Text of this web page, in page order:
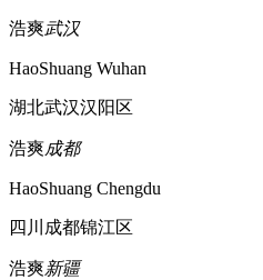
浩爽武汉
HaoShuang Wuhan
湖北武汉汉阳区
浩爽成都
HaoShuang Chengdu
四川成都锦江区
浩爽新疆